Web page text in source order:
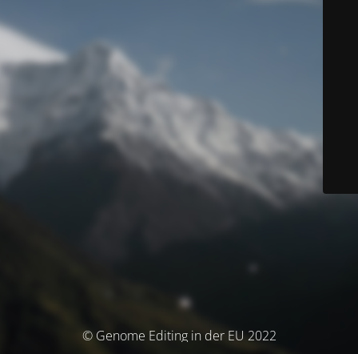
© Genome Editing in der EU 2022